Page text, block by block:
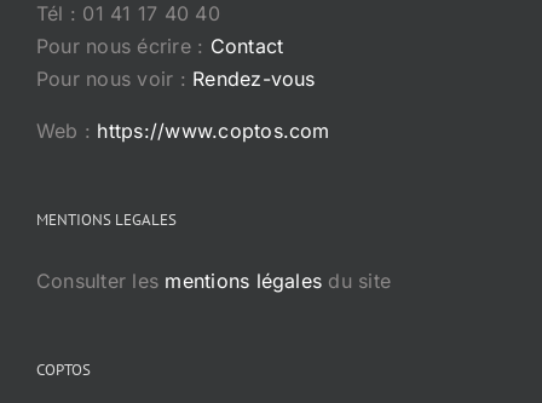
Tél : 01 41 17 40 40
Pour nous écrire : Contact
Pour nous voir : Rendez-vous
Web : https://www.coptos.com
MENTIONS LEGALES
Consulter les mentions légales du site
COPTOS